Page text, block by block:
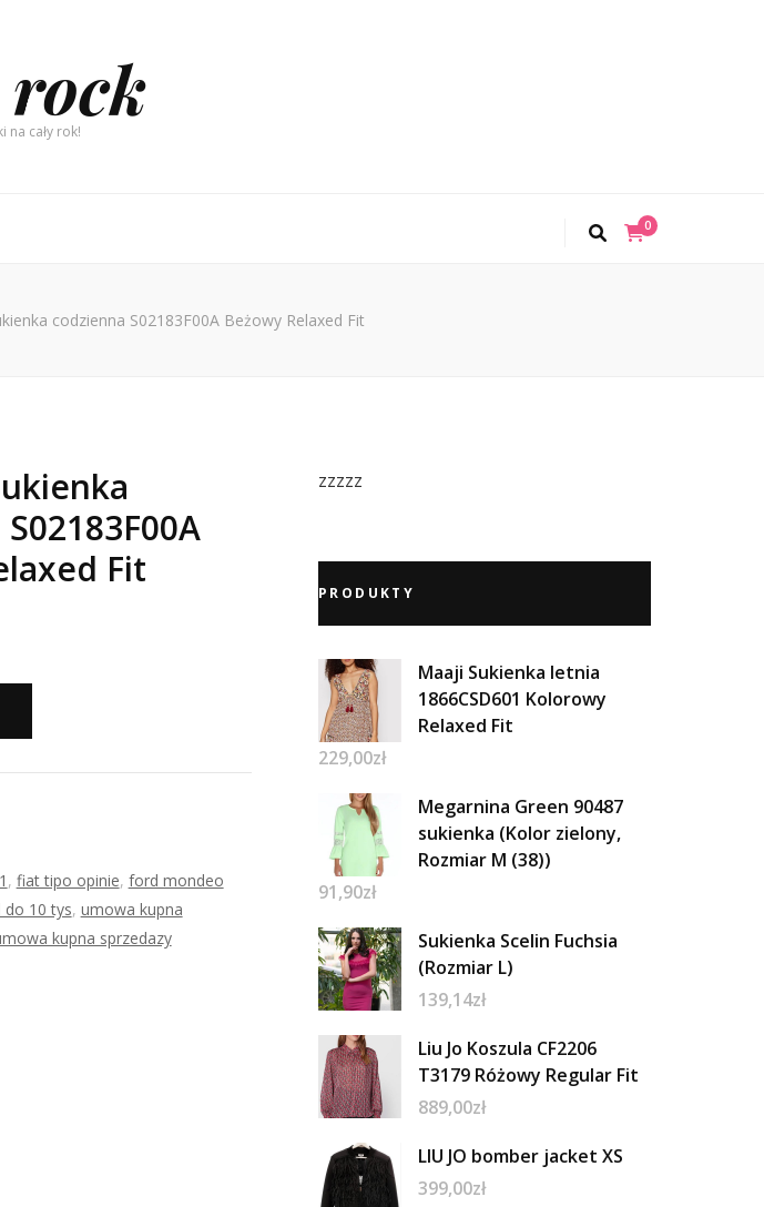
na cały rok!
0
codzienna S02183F00A Beżowy Relaxed Fit
Fit
, fiat tipo opinie, ford mondeo
do 10 tys, umowa kupna
kupna sprzedazy
zzzzz
PRODUKTY
Maaji Sukienka letnia
1866CSD601 Kolorowy
Relaxed Fit
229,00zł
Megarnina Green 90487
sukienka (Kolor zielony,
Rozmiar M (38))
91,90zł
Sukienka Scelin Fuchsia
(Rozmiar L)
139,14zł
Liu Jo Koszula CF2206
T3179 Różowy Regular Fit
889,00zł
LIU JO bomber jacket XS
399,00zł